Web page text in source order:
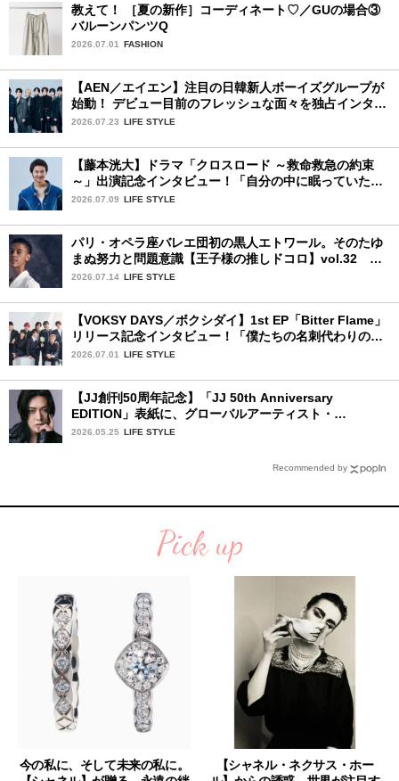
教えて！ ［夏の新作］コーディネート♡／GUの場合③
バルーンパンツQ
2026.07.01 FASHION
【AEN／エイエン】注目の日韓新人ボーイズグループが
始動！ デビュー目前のフレッシュな面々を独占インタビ
ュー。7人の魅力に迫ります♪
2026.07.23 LIFE STYLE
【藤本洸大】ドラマ「クロスロード ～救命救急の約束
～」出演記念インタビュー！「自分の中に眠っていた熱
を思い出させてもらった作品です」
2026.07.09 LIFE STYLE
パリ・オペラ座バレエ団初の黒人エトワール。そのたゆ
まぬ努力と問題意識【王子様の推しドコロ】vol.32 ギ
ヨーム・ディオップさん
2026.07.14 LIFE STYLE
【VOKSY DAYS／ボクシダイ】1st EP「Bitter Flame」
リリース記念インタビュー！「僕たちの名刺代わりのよ
うなアルバム」
2026.07.01 LIFE STYLE
【JJ創刊50周年記念】「JJ 50th Anniversary
EDITION」表紙に、グローバルアーティスト・
YUTA（NCT）が登場します！
2026.05.25 LIFE STYLE
Recommended by
Pick up
今の私に、そして未来の私に。
【シャネル・ネクサス・ホー